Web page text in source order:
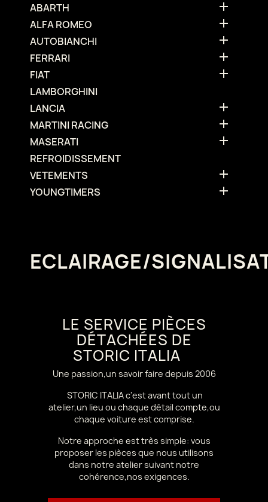
ABARTH 
ALFA ROMEO 
AUTOBIANCHI 
FERRARI 
FIAT 
LAMBORGHINI
LANCIA

MARTINI RACING 
MASERATI 
REFROIDISSEMENT
VETEMENTS

YOUNGTIMERS 
ECLAIRAGE/
LE SERVICE PIÈCES
DÉTACHÉES DE
STORIC ITALIA
Une passion,un savoir faire depuis 2006
STORIC ITALIA c'est avant tout un
atelier,un lieu ou chaque détail compte,ou
chaque voiture est comprise.
Notre approche est très simple: vous
proposer les pièces que nous utilisons
dans notre atelier suivant notre
cohérence,nos exigences.